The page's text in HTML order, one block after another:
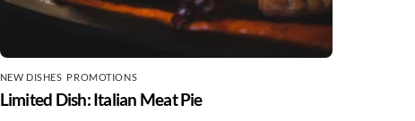
NEW DISHES PROMOTIONS
Limited Dish: Italian Meat Pie